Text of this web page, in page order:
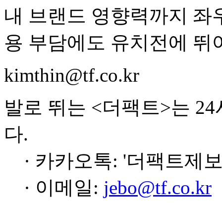
내 브랜드 영향력까지 좌
용 부담에도 유치전에
kimthin@tf.co.kr
발로 뛰는 <더팩트>는
다.
· 카카오톡: '더팩트제
· 이메일: jebo@tf.co.kr